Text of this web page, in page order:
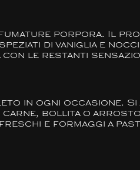
porpora. Il
di vaniglia e
con le restanti
in ogni occasione.
bollita o
e formaggi a